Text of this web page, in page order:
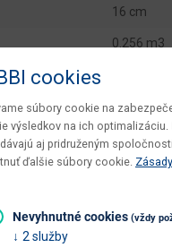
16 cm
0.256 m3
12.5 kg
Kokos
cookies
súbory cookie na
výsledkov na ich
aj pridruženým
ďalšie súbory cookie.
Nevyhnutné cookies (vždy
2 služby